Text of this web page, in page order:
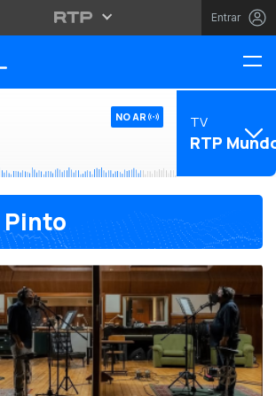
Entrar
NO AR TV
RTP